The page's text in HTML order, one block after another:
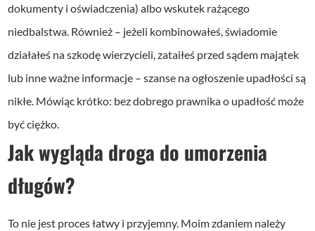
dokumenty i oświadczenia) albo wskutek rażącego
niedbalstwa. Również – jeżeli kombinowałeś, świadomie
działałeś na szkodę wierzycieli, zataiłeś przed sądem majątek
lub inne ważne informacje – szanse na ogłoszenie upadłości są
nikłe. Mówiąc krótko: bez dobrego prawnika o upadłość może
być ciężko.
Jak wygląda droga do umorzenia
długów?
To nie jest proces łatwy i przyjemny. Moim zdaniem należy